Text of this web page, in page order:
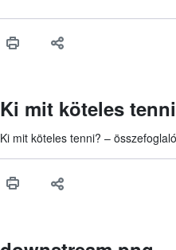
Ki mit köteles
Ki mit köteles tenni? – összefoglaló